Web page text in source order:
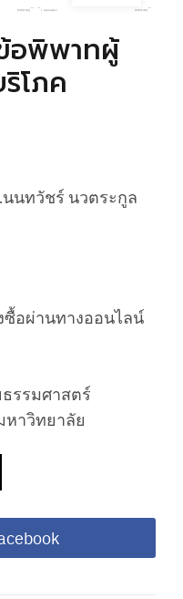
อพิพาทผู้
โภค
.นนทวัชร์ นวตระกูล
ซื้อผ่านทางออนไลน์
รรมศาสตร์
าวิทยาลัย